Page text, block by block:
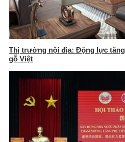
Thị trường nội địa: Động lực
gỗ Việt